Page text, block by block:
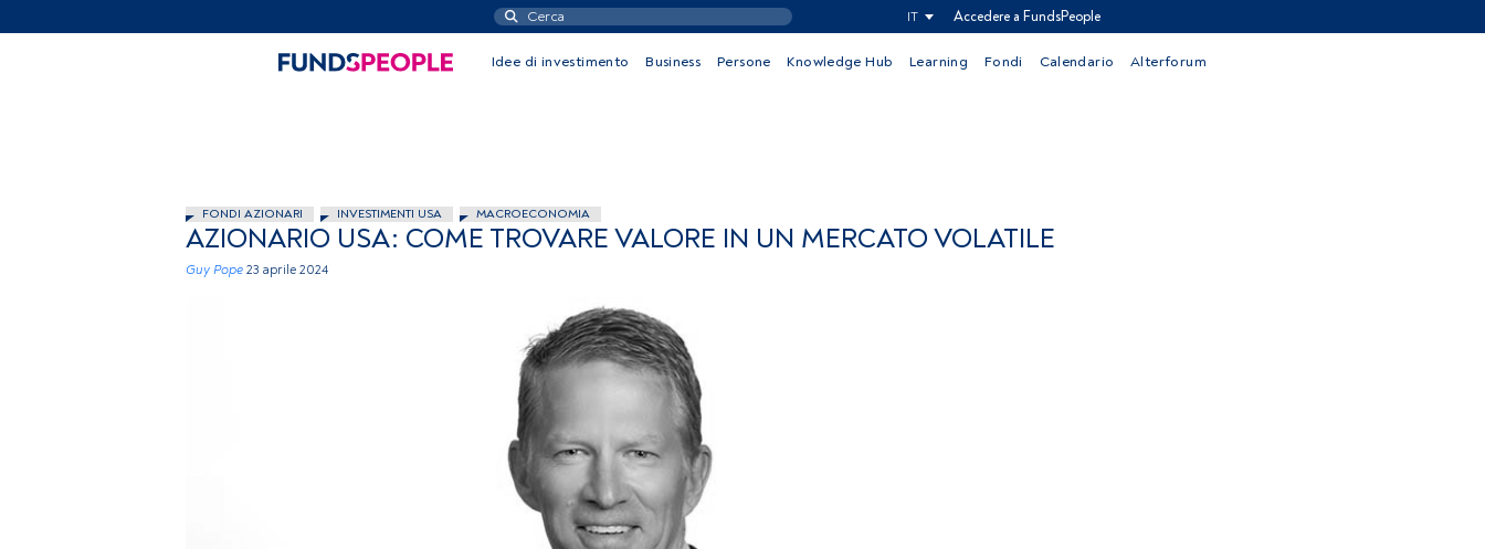
IT Accedere a FundsPeople
Idee di investimento Business Persone Knowledge Hub Learning Fondi Calendario Alterforum
FONDI AZIONARI INVESTIMENTI USA MACROECONOMIA
AZIONARIO USA: COME TROVARE VALORE IN UN MERCATO VOLATILE
Guy Pope 23 aprile 2024